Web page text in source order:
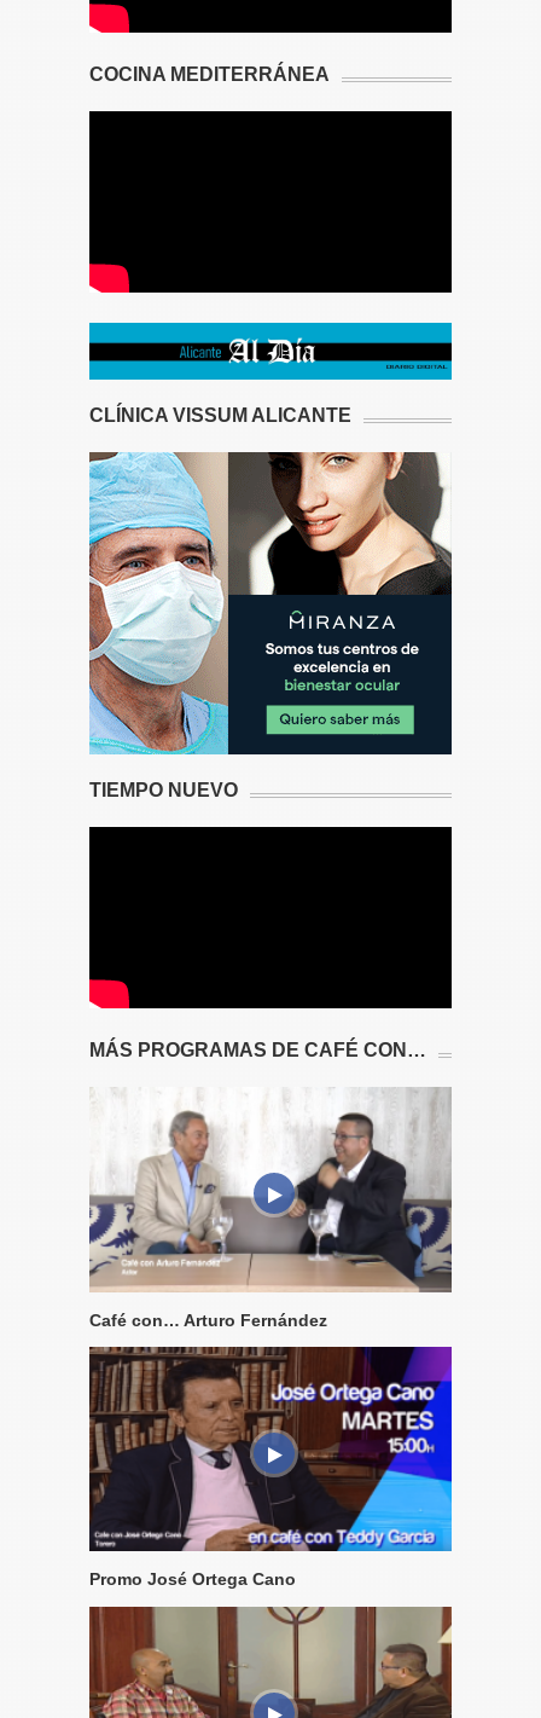
COCINA MEDITERRÁNEA
CLÍNICA VISSUM ALICANTE
TIEMPO NUEVO
MÁS PROGRAMAS DE CAFÉ CON…
Café con… Arturo Fernández
Promo José Ortega Cano